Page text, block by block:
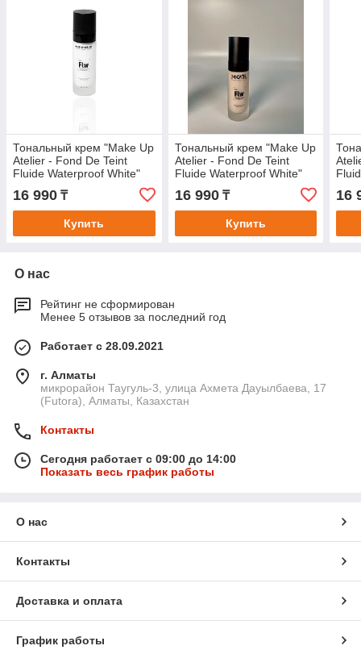
Тональный крем "Make Up
Atelier - Fond De Teint
Fluide Waterproof White"
16 990 ₸
Купить
Тональный крем "Make Up
Atelier - Fond De Teint
Fluide Waterproof White"
16 990₸
Купить
16
О нас
Рейтинг не сформирован
Менее 5 отзывов за последний год
Работает с 28.09.2021
г. Алматы
микрорайон Таугуль-3, улица Ахмета Дауылбаева, 17
(Futora), Алматы, Казахстан
Контакты
Сегодня работает с 09:00 до 14:00
Показать весь график работы
О нас
Контакты
Доставка и оплата
График работы